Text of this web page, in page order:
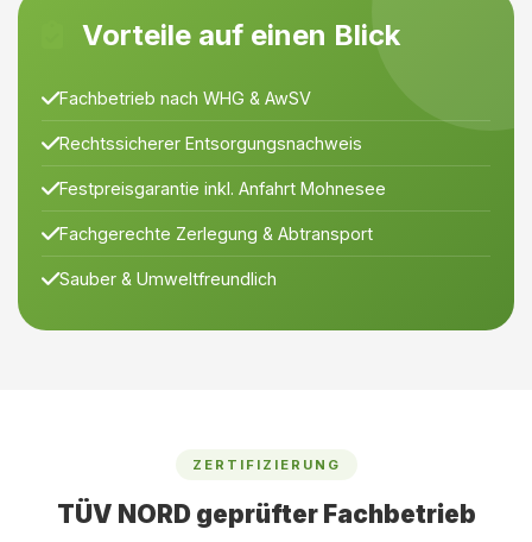
Vorteile auf einen Blick
Fachbetrieb nach WHG & AwSV
Rechtssicherer Entsorgungsnachweis
Festpreisgarantie inkl. Anfahrt Mohnesee
Fachgerechte Zerlegung & Abtransport
Sauber & Umweltfreundlich
ZERTIFIZIERUNG
TÜV NORD geprüfter Fachbetrieb